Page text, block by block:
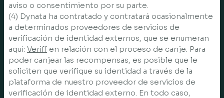
aviso o consentimiento por su parte.
(4) Dynata ha contratado y contratará ocasionalmente
a determinados proveedores de servicios de
verificación de identidad externos, que se enumeran
aquí: Veriff en relación con el proceso de canje. Para
poder canjear las recompensas, es posible que le
soliciten que verifique su identidad a través de la
plataforma de nuestro proveedor de servicios de
verificación de identidad externo. En todo caso,